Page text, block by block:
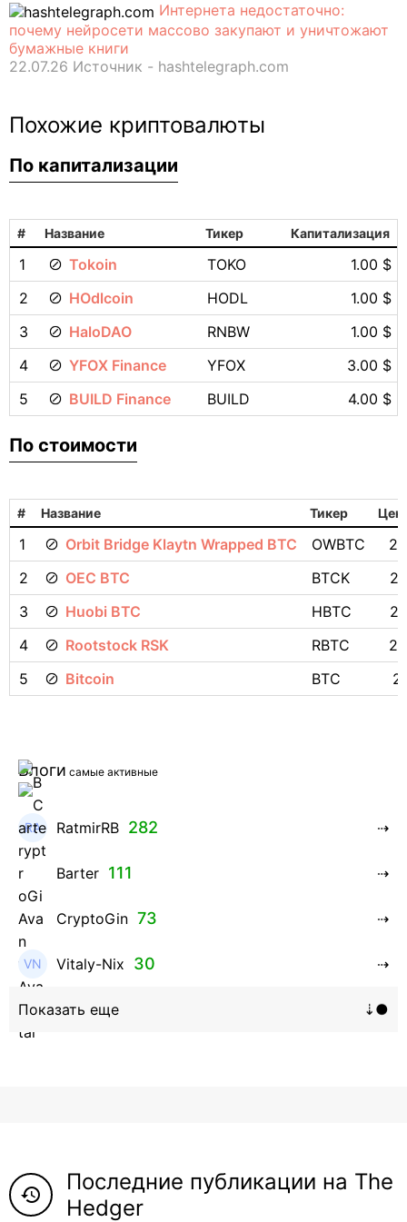
Интернета недостаточно:
почему нейросети массово закупают и уничтожают
бумажные книги
22.07.26 Источник - hashtelegraph.com
Похожие криптовалюты
По капитализации
# Название Тикер Капитализация
1 Tokoin TOKO
1.00 $
2
HOdlcoin HODL
1.00 $
3
HaloDAO RNBW
1.00 $
4
YFOX Finance YFOX
3.00 $
5
BUILD Finance BUILD 4.00 $
По стоимости
# Название Тикер
1 Orbit Bridge Klaytn Wrapped BTC OWBTC
2
OEC BTC BTCK
3
Huobi BTC HBTC
4
Rootstock RSK RBTC
5
Bitcoin BTC
Блоги самые активные
RatmirRB 282
Barter 111
CryptoGin 73
Vitaly-Nix 30
Hanna_Zolo4evskaya
Neftegrad 5
history
Последние публикации на The
Hedger